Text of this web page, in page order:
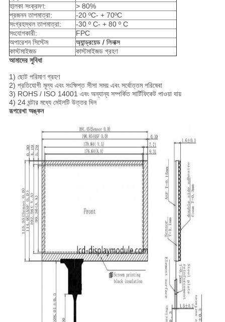
হালকা সংক্রমণ:
> 80%
প্রজনন তাপমাত্রা:
-20 ºC- + 70ºC
সংগ্রহস্থল তাপমাত্রা:
-30 º C- + 80 º C
সংযোগকারী:
FPC
অপারেশন সিস্টেম
অ্যান্ড্রয়েড / লিনাক্স
কাস্টমাইজড
কাস্টমাইজড গ্রহণ
আমাদের সুবিধা
1) ছোট পরিমাণ গ্রহণ
2) প্রতিযোগী মূল্য এবং সংক্ষিপ্ত সীসা সময় এবং সর্বোত্তম পরিষেবা
3) ROHS / ISO 14001 এবং অন্যান্য সম্পর্কিত সার্টিফিকেট পাওয়া যায়
4) 24 ঘন্টার মধ্যে মেইলটি উত্তর দিন
রূপরেখা অঙ্কন